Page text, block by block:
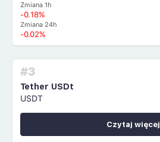
Zmiana 1h
-0.18%
Zmiana 24h
-0.02%
#3
Tether USDt
USDT
Czytaj więcej